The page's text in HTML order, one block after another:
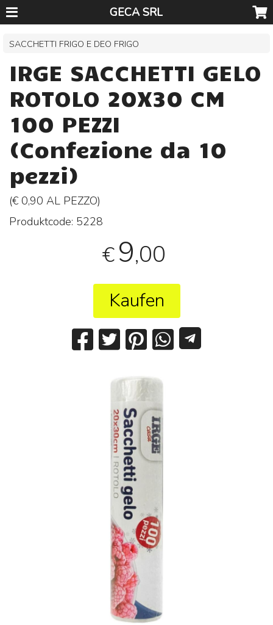
GECA SRL
SACCHETTI FRIGO E DEO FRIGO
IRGE SACCHETTI GELO
ROTOLO 20X30 CM
100 PEZZI
(Confezione da 10
pezzi)
(€ 0,90 AL PEZZO)
Produktcode: 5228
€9,00
Kaufen